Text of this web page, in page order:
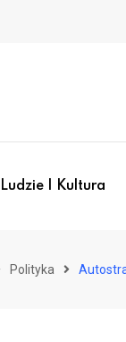
Ludzie I Kultura
Polityka